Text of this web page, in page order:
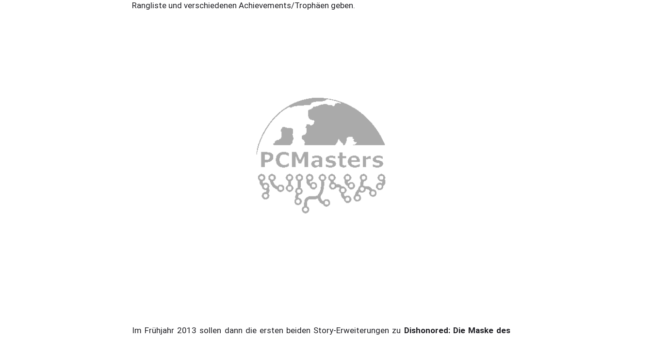
Rangliste und verschiedenen Achievements/Trophäen geben.
Im Frühjahr 2013 sollen dann die ersten beiden Story-Erweiterungen zu Dishonored: Die Maske des